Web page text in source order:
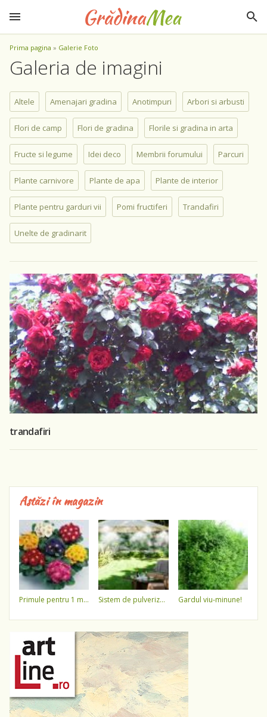
Prima pagina » Galerie Foto
Galeria de imagini
Altele Amenajari gradina Anotimpuri Arbori si arbusti
Flori de camp Flori de gradina Florile si gradina in arta
Fructe si legume Idei deco Membrii forumului Parcuri
Plante carnivore Plante de apa Plante de interior
Plante pentru garduri vii Pomi fructiferi Trandafiri
Unelte de gradinarit
trandafiri
Astăzi în magazin
primule pentru 1 martie 3,5 lei / ghiveci !!!! sistem de pulverizare a apei gardul viu-minune!